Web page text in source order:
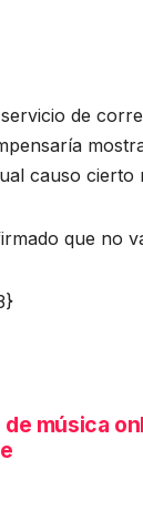
de
causo cierto
que no
música